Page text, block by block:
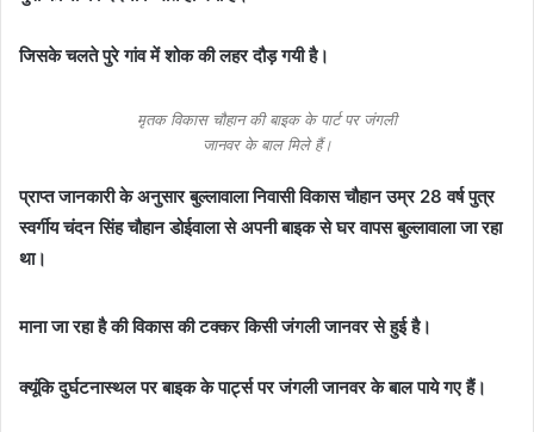
जिसके चलते पुरे गांव में शोक की लहर दौड़ गयी है।
मृतक विकास चौहान की बाइक के पार्ट पर जंगली
जानवर के बाल मिले हैं।
प्राप्त जानकारी के अनुसार बुल्लावाला निवासी विकास चौहान उम्र 28 वर्ष पुत्र
स्वर्गीय चंदन सिंह चौहान डोईवाला से अपनी बाइक से घर वापस बुल्लावाला जा रहा
था।
माना जा रहा है की विकास की टक्कर किसी जंगली जानवर से हुई है।
क्यूंकि दुर्घटनास्थल पर बाइक के पार्ट्स पर जंगली जानवर के बाल पाये गए हैं।